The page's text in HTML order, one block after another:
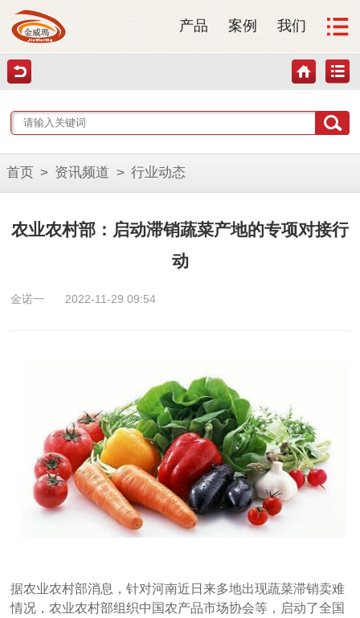
产品 案例 我们
首页 > 资讯频道 > 行业动态
农业农村部：启动滞销蔬菜产地的专项对接行
动
金诺一 2022-11-29 09:54
据农业农村部消息，针对河南近日来多地出现蔬菜滞销卖难
情况，农业农村部组织中国农产品市场协会等，启动了全国